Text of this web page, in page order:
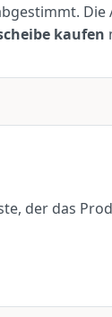
kaufen
der das